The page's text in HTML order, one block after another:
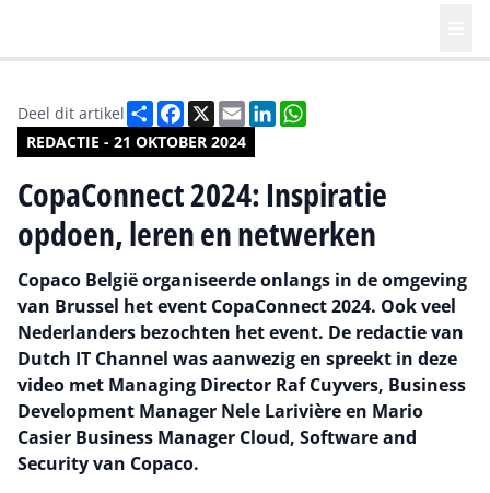
REDACTIE - 21 OKTOBER 2024
Deel dit artikel DeelFacebook
X EmailLinkedIn
CopaConnect 2024: Inspiratie
opdoen, leren en netwerken
Copaco België organiseerde onlangs in de omgeving
van Brussel het event CopaConnect 2024. Ook veel
Nederlanders bezochten het event. De redactie van
Dutch IT Channel was aanwezig en spreekt in deze
video met Managing Director Raf Cuyvers, Business
Development Manager Nele Larivière en Mario
Casier Business Manager Cloud, Software and
Security van Copaco.